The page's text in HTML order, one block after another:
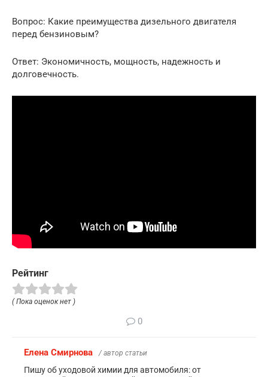
Вопрос: Какие преимущества дизельного двигателя
перед бензиновым?
Ответ: Экономичность, мощность, надежность и
долговечность.
Рейтинг
( Пока оценок нет )
0
Елена Смирнова / автор статьи
Пишу об уходовой химии для автомобиля: от